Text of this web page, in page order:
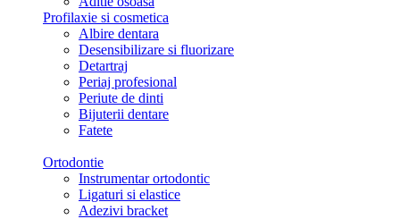
Profilaxie si cosmetica
Albire dentara
Desensibilizare si fluorizare
Detartraj
Periaj profesional
Periute de dinti
Bijuterii dentare
Fatete
Ortodontie
Instrumentar ortodontic
Ligaturi si elastice
Adezivi bracket